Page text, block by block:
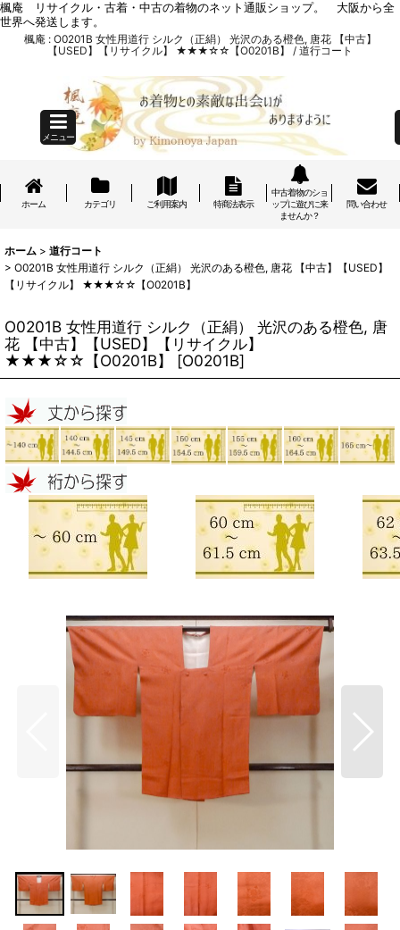
楓庵 リサイクル・古着・中古の着物のネット通販ショップ。 大阪から全
世界へ発送します。
楓庵 : O0201B 女性用道行 シルク（正絹） 光沢のある橙色, 唐花 【中古】
【USED】【リサイクル】 ★★★☆☆【O0201B】 / 道行コート
メニュー
ホーム カテゴリ ご利用案内 特商法表示
中古着物のショ
ップに遊びに来
ませんか？
問い合わせ
ホーム > 道行コート
> O0201B 女性用道行 シルク（正絹） 光沢のある橙色, 唐花 【中古】【USED】
【リサイクル】 ★★★☆☆【O0201B】
O0201B 女性用道行 シルク（正絹） 光沢のある橙色, 唐
花 【中古】【USED】【リサイクル】
★★★☆☆【O0201B】
[O0201B]